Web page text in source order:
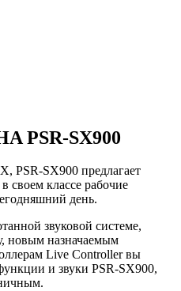
PSR-SX900
PSR-SX900 предлагает
своем классе рабочие
день.
звуковой системе,
новым назначаемым
Live Controller вы
и звуки PSR-SX900,